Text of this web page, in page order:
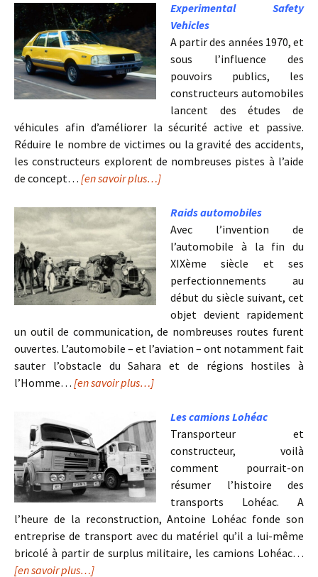
Experimental Safety
Vehicles
A partir des années 1970, et
sous l’influence des
pouvoirs publics, les
constructeurs automobiles
lancent des études de
véhicules afin d’améliorer la sécurité active et passive.
Réduire le nombre de victimes ou la gravité des accidents,
les constructeurs explorent de nombreuses pistes à l’aide
de concept… [en savoir plus…]
Raids automobiles
Avec l’invention de
l’automobile à la fin du
XIXème siècle et ses
perfectionnements au
début du siècle suivant, cet
objet devient rapidement
un outil de communication, de nombreuses routes furent
ouvertes. L’automobile – et l’aviation – ont notamment fait
sauter l’obstacle du Sahara et de régions hostiles à
l’Homme… [en savoir plus…]
Les camions Lohéac
Transporteur et
constructeur, voilà
comment pourrait-on
résumer l’histoire des
transports Lohéac. A
l’heure de la reconstruction, Antoine Lohéac fonde son
entreprise de transport avec du matériel qu’il a lui-même
bricolé à partir de surplus militaire, les camions Lohéac…
[en savoir plus…]